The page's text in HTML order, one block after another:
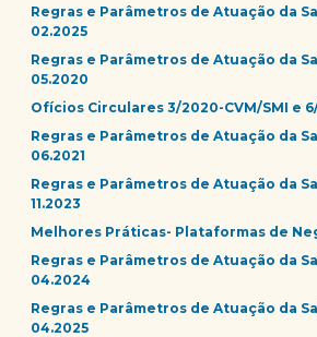
Regras e Parâmetros de Atuação da
02.2025
Regras e Parâmetros de Atuação da
05.2020
Ofícios Circulares 3/2020-CVM/SMI e
Regras e Parâmetros de Atuação da
06.2021
Regras e Parâmetros de Atuação da
11.2023
Melhores Práticas- Plataformas de
Regras e Parâmetros de Atuação da
04.2024
Regras e Parâmetros de Atuação da
04.2025